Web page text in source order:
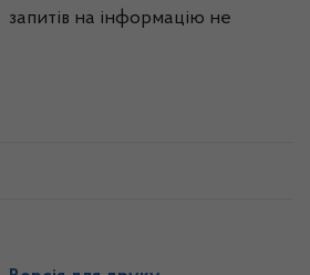
запитів на інформацію не